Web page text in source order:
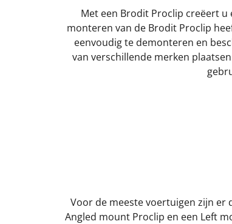
Met een Brodit Proclip creëert
monteren van de Brodit Proclip
eenvoudig te demonteren en
van verschillende merken
Voor de meeste voertuigen zijn er
Angled mount Proclip en een Left